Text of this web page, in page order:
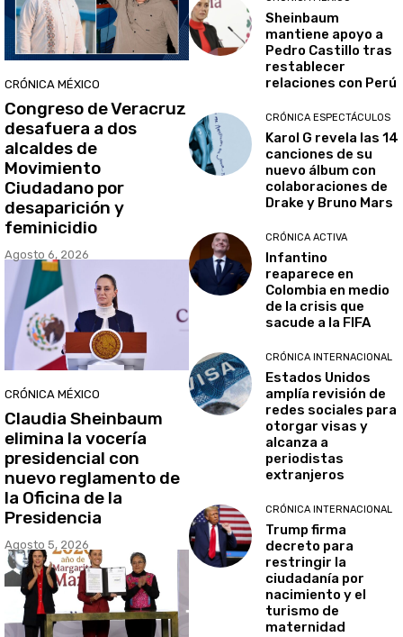
CRÓNICA MÉXICO
Congreso de Veracruz
desafuera a dos
alcaldes de
Movimiento
Ciudadano por
desaparición y
feminicidio
Agosto 6, 2026
CRÓNICA MÉXICO
Claudia Sheinbaum
elimina la vocería
presidencial con
nuevo reglamento de
la Oficina de la
Presidencia
Agosto 5, 2026
Sheinbaum
mantiene apoyo a
Pedro Castillo tras
restablecer
relaciones con Perú
CRÓNICA ESPECTÁCULOS
Karol G revela las 14
canciones de su
nuevo álbum con
colaboraciones de
Drake y Bruno Mars
CRÓNICA ACTIVA
Infantino
reaparece en
Colombia en medio
de la crisis que
sacude a la FIFA
CRÓNICA INTERNACIONAL
Estados Unidos
amplía revisión de
redes sociales para
otorgar visas y
alcanza a
periodistas
extranjeros
CRÓNICA INTERNACIONAL
Trump firma
decreto para
restringir la
ciudadanía por
nacimiento y el
turismo de
maternidad